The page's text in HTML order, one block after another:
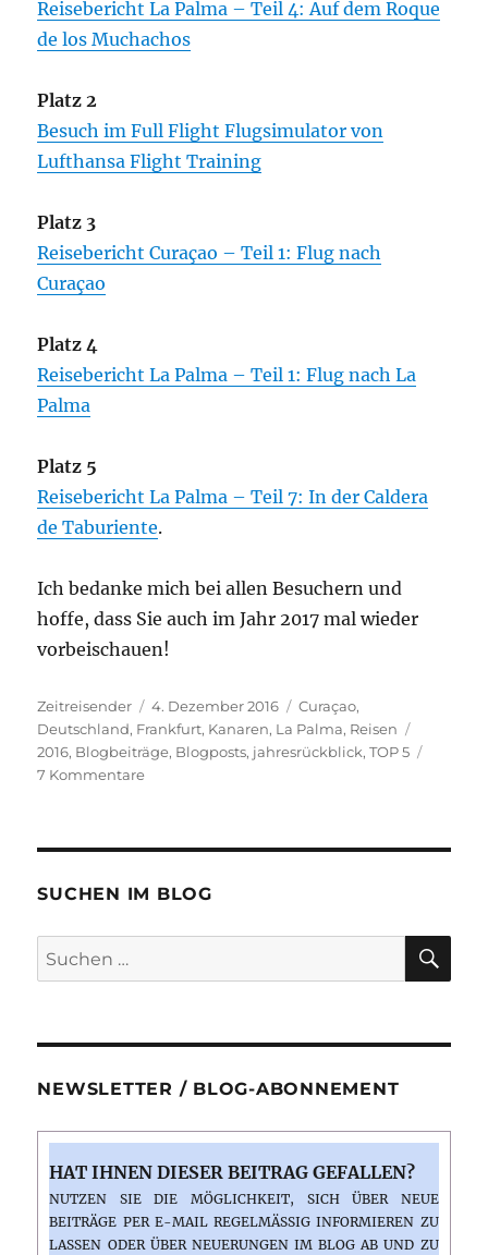
Reisebericht La Palma – Teil 4: Auf dem Roque
de los Muchachos
Platz 2
Besuch im Full Flight Flugsimulator von
Lufthansa Flight Training
Platz 3
Reisebericht Curaçao – Teil 1: Flug nach
Curaçao
Platz 4
Reisebericht La Palma – Teil 1: Flug nach La
Palma
Platz 5
Reisebericht La Palma – Teil 7: In der Caldera
de Taburiente.
Ich bedanke mich bei allen Besuchern und
hoffe, dass Sie auch im Jahr 2017 mal wieder
vorbeischauen!
Autor
Zeitreisender
Veröffentlicht
am
4. Dezember 2016 Kategorien
Curaçao,
Deutschland, Frankfurt, Kanaren, La Palma, Reisen
2016, Blogbeiträge, Blogposts, jahresrückblick,TOP 5
7 Kommentarezu
SUCHEN IM BLOG
Suchen
nach:
NEWSLETTER / BLOG-ABONNEMENT
HAT IHNEN DIESER BEITRAG GEFALLEN?
NUTZEN SIE DIE MÖGLICHKEIT, SICH ÜBER NEUE
BEITRÄGE PER E-MAIL REGELMÄSSIG INFORMIEREN ZU L
ASSEN ODER ÜBER NEUERUNGEN IM BLOG AB UND ZU E